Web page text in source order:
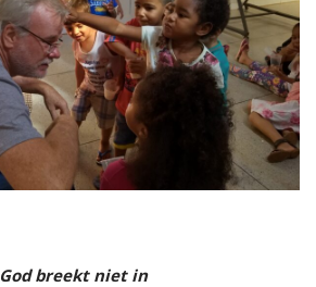
God breekt niet in